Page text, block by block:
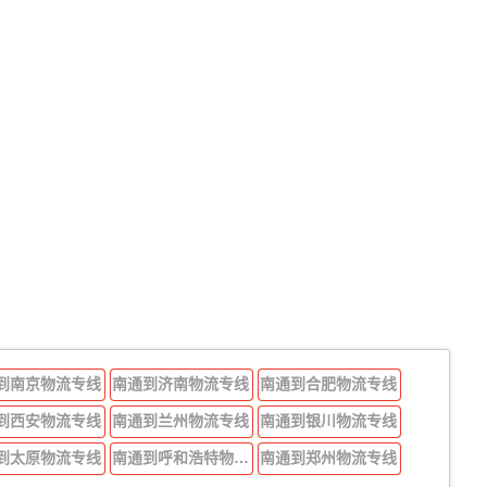
南京物流专线 南通到济南物流专线 南通到合肥物流专线
西安物流专线 南通到兰州物流专线 南通到银川物流专线
太原物流专线 南通到呼和浩特物流专线 南通到郑州物流专线